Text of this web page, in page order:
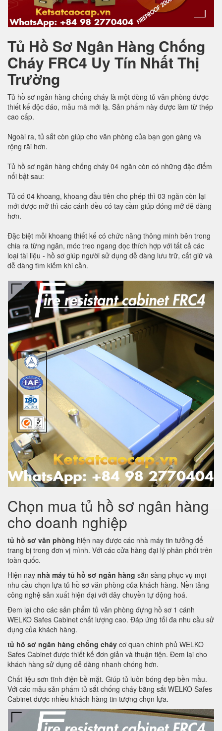
Tủ Hồ Sơ Ngân Hàng Chống
Cháy FRC4 Uy Tín Nhất Thị
Trường
Tủ hồ sơ ngân hàng chống cháy là một dòng tủ văn phòng được
thiết kế độc đáo, mẫu mã mới lạ. Sản phẩm này được làm từ thép
cao cấp.
Ngoài ra, tủ sắt còn giúp cho văn phòng của bạn gọn gàng và
rộng rãi hơn.
Tủ hồ sơ ngân hàng chống cháy 04 ngăn còn có những đặc điểm
nổi bật sau:
Tủ có 04 khoang, khoang đầu tiên cho phép thì 03 ngăn còn lại
mới được mở thì các cánh đều có tay cầm giúp đóng mở dễ dàng
hơn.
Đặc biệt mỗi khoang thiết kế có chức năng thông minh bên trong
chia ra từng ngăn, móc treo ngang dọc thích hợp với tất cả các
loại tài liệu - hồ sơ giúp người sử dụng dễ dàng lưu trữ, cất giữ và
dễ dàng tìm kiếm khi cần.
Chọn mua tủ hồ sơ ngân hàng
cho doanh nghiệp
tủ hồ sơ văn phòng hiện nay được các nhà máy tin tưởng để
trang bị trong đơn vị mình. Với các cửa hàng đại lý phân phối trên
toàn quốc.
Hiện nay nhà máy tủ hồ sơ ngân hàng sẵn sàng phục vụ mọi
nhu cầu chọn lựa tủ hồ sơ văn phòng của khách hàng. Nền tảng
công nghệ sản xuất hiện đại với dây chuyền tự động hoá.
Đem lại cho các sản phẩm tủ văn phòng đựng hồ sơ 1 cánh
WELKO Safes Cabinet chất lượng cao. Đáp ứng tối đa nhu cầu sử
dụng của khách hàng.
tủ hồ sơ ngân hàng chống cháy cơ quan chính phủ WELKO
Safes Cabinet được thiết kế đơn giản và thuận tiện. Đem lại cho
khách hàng sử dụng dễ dàng nhanh chóng hơn.
Chất liệu sơn tĩnh điện bề mặt. Giúp tủ luôn bóng đẹp bền mầu.
Với các mẫu sản phẩm tủ sắt chống cháy bằng sắt WELKO Safes
Cabinet được nhiều khách hàng tin tượng chọn lựa.